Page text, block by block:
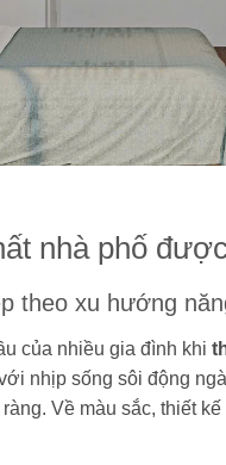
nhà phố
theo xu hướng
của nhiều gia đình khi
nhịp sống sôi động
Về màu sắc, thiết